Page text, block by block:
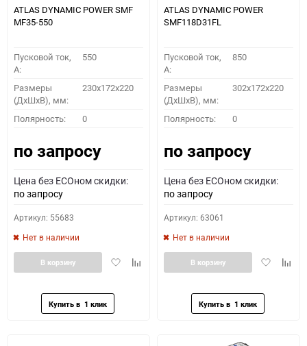
ATLAS DYNAMIC POWER SMF
MF35-550
Пусковой ток,
A:
550
Размеры
(ДхШхВ), мм:
230x172x220
Полярность: 0
по запросу
Цена без ECOном скидки:
по запросу
Артикул: 55683
Нет в наличии
ДобавитьДобавить
В корзину
ATLAS DYNAMIC POWER
SMF118D31FL
Пусковой ток,
A:
850
Размеры
(ДхШхВ), мм:
302x172x220
Полярность: 0
по запросу
Цена без ECOном скидки:
по запросу
Артикул: 63061
Нет в наличии
Добавить
В корзину